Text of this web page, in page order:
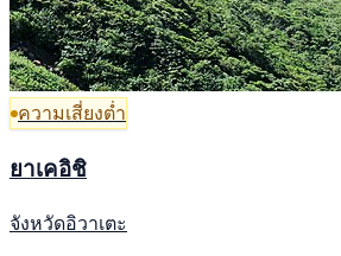
ความเสี่ยงต่ำ
ยาเคอิชิ
จังหวัดอิวาเตะ